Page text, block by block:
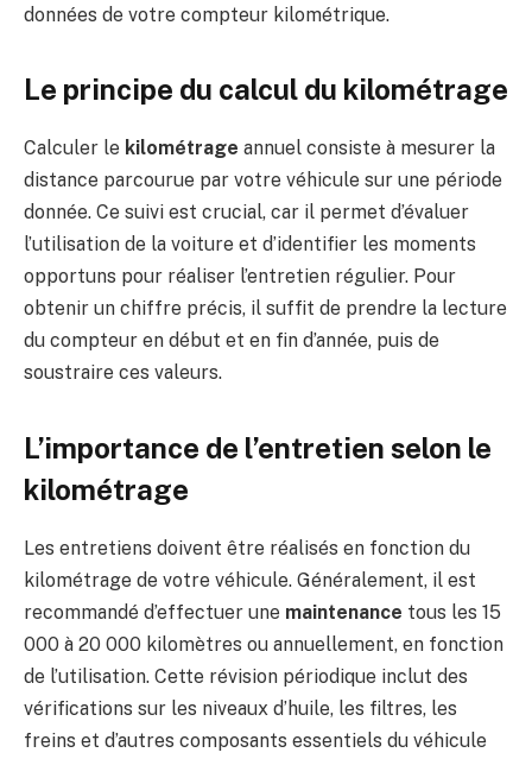
données de votre compteur kilométrique.
Le principe du calcul du kilométrage
Calculer le kilométrage annuel consiste à mesurer la
distance parcourue par votre véhicule sur une période
donnée. Ce suivi est crucial, car il permet d’évaluer
l’utilisation de la voiture et d’identifier les moments
opportuns pour réaliser l’entretien régulier. Pour
obtenir un chiffre précis, il suffit de prendre la lecture
du compteur en début et en fin d’année, puis de
soustraire ces valeurs.
L’importance de l’entretien selon le
kilométrage
Les entretiens doivent être réalisés en fonction du
kilométrage de votre véhicule. Généralement, il est
recommandé d’effectuer une maintenance tous les 15
000 à 20 000 kilomètres ou annuellement, en fonction
de l’utilisation. Cette révision périodique inclut des
vérifications sur les niveaux d’huile, les filtres, les
freins et d’autres composants essentiels du véhicule